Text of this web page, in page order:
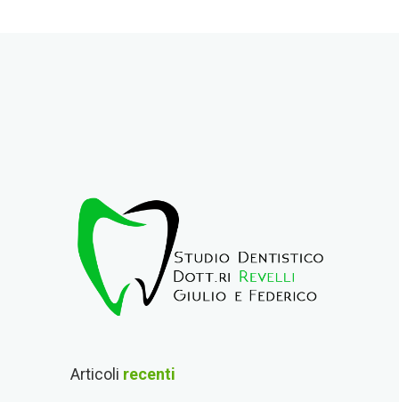
Articoli recenti